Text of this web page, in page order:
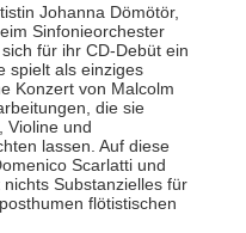
Johanna Dömötör,
Sinfonieorchester
für ihr CD-Debüt ein
spielt als einziges
Konzert von Malcolm
die sie
Violine und
lassen. Auf diese
Scarlatti und
Substanzielles für
flötistischen